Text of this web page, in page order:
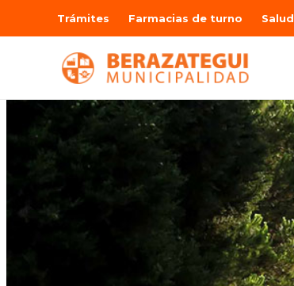
Trámites Farmacias de turno Salud